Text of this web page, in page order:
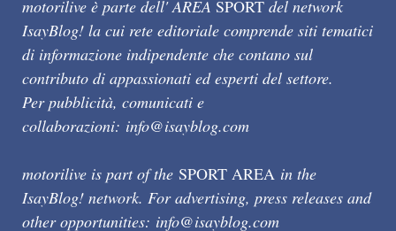
motorilive è parte dell' AREA SPORT del network
IsayBlog! la cui rete editoriale comprende siti tematici
di informazione indipendente che contano sul
contributo di appassionati ed esperti del settore.
Per pubblicità, comunicati e
collaborazioni: info@isayblog.com
motorilive is part of the SPORT AREA in the
IsayBlog! network. For advertising, press releases and
other opportunities: info@isayblog.com